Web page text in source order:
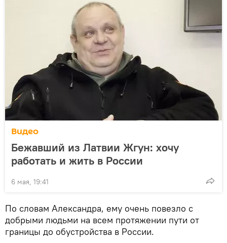
Видео
Бежавший из Латвии Жгун: хочу
работать и жить в России
6 мая, 19:41
По словам Александра, ему очень повезло с
добрыми людьми на всем протяжении пути от
границы до обустройства в России.